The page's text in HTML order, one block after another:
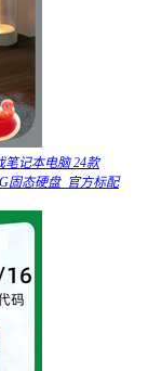
笔记本电脑 24款
固态硬盘_官方标配